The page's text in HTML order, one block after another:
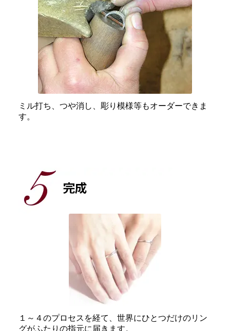
ミル打ち、つや消し、彫り模様等もオーダーできま
す。
１～４のプロセスを経て、世界にひとつだけのリン
グがふたりの指元に届きます。